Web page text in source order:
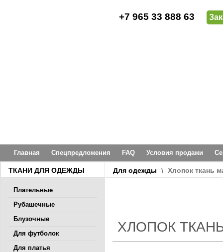
+7 965 33 888 63
Главная Спецпредложения FAQ Условия продажи
Для одежды \ Хлопок ткань
ХЛОПОК
ТКАНИ ДЛЯ ОДЕЖДЫ
Плательные
Рубашечные
Блузочные
Для футболок
Для платья